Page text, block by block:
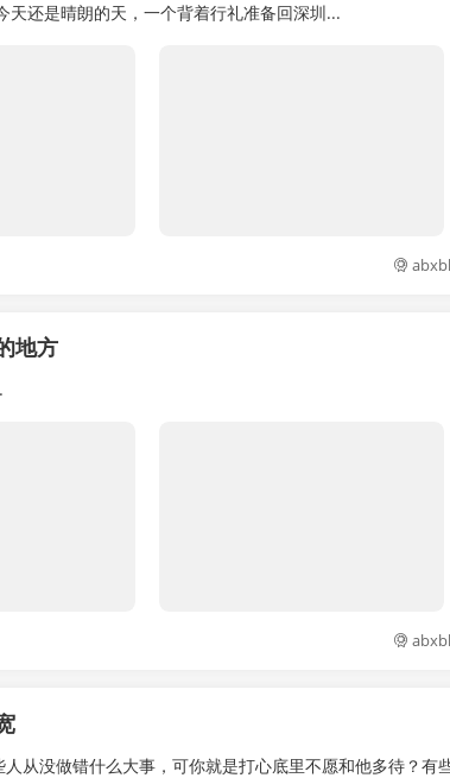
还是晴朗的天，一个背着行礼准备回深圳...
地方
从没做错什么大事，可你就是打心底里不愿和他多待？有